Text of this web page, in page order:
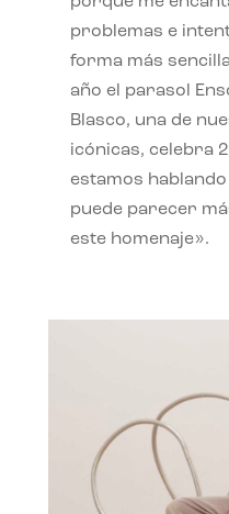
problemas e
forma más
año el parasol
Blasco, una de
icónicas, celebra
estamos
puede parecer
este homenaje».